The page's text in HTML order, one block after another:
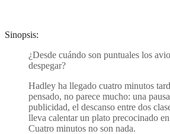
Sinopsis:
¿Desde cuándo son puntuales los
despegar?
Hadley ha llegado cuatro minutos
pensado, no parece mucho: una
publicidad, el descanso entre dos
lleva calentar un plato precocinado
Cuatro minutos no son nada.